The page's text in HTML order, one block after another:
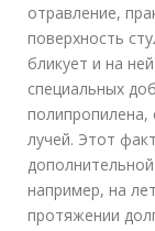
отравление,
поверхность
бликует и на
специальных
полипропилена,
лучей. Этот
например, на
протяжении